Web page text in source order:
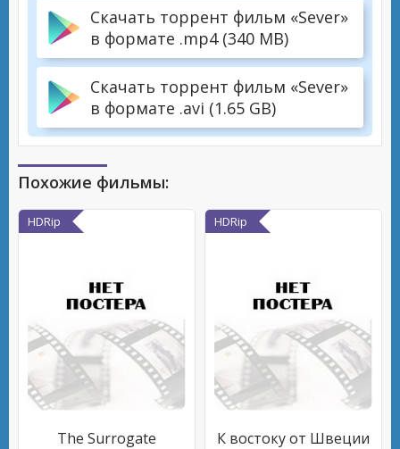
Скачать торрент фильм «Sever»
в формате .mp4 (340 MB)
Скачать торрент фильм «Sever»
в формате .avi (1.65 GB)
Похожие фильмы:
HDRip
The Surrogate
HDRip
К востоку от Швеции